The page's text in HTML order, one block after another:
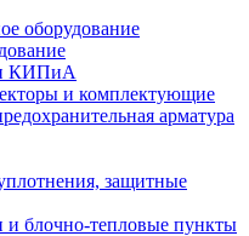
оборудование
КИПиА
и комплектующие
арматура
защитные
и блочно-тепловые пункты